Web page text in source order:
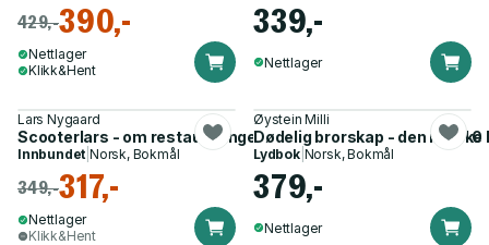
429,-390,-
Nettlager
Klikk&Hent
339,-
Nettlager
Lars Nygaard
Scooterlars - om restaureringen av Vespa 125 Sprint fra 1970
Innbundet |Norsk, Bokmål
349,-317,-
Nettlager
Klikk&Hent
Øystein Milli
Dødelig brorskap - den norske
Lydbok| Norsk, Bokmål
379,-
Nettlager